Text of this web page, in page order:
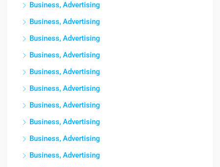
Business, Advertising
Business, Advertising
Business, Advertising
Business, Advertising
Business, Advertising
Business, Advertising
Business, Advertising
Business, Advertising
Business, Advertising
Business, Advertising